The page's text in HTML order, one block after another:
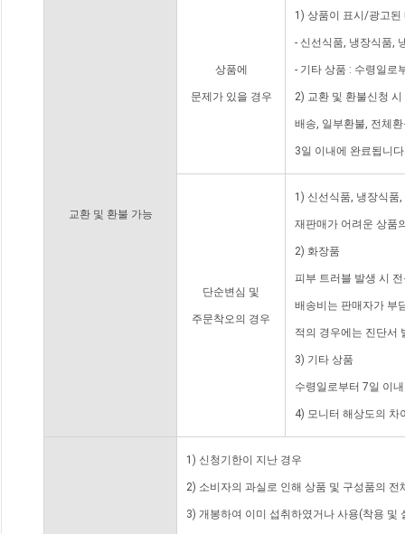
교환 및 환불 가능
상품에
문제가 있을 경우
1) 상품이 표시/광고된
- 신선식품, 냉장식품,
- 기타 상품 : 수령일로
2) 교환 및 환불신청
배송, 일부환불, 전체
3일 이내에 완료됩니
단순변심 및
주문착오의 경우
1) 신선식품, 냉장식품
재판매가 어려운 상품
2) 화장품
피부 트러블 발생 시
배송비는 판매자가 부
적의 경우에는 진단서
3) 기타 상품
수령일로부터 7일 이
4) 모니터 해상도의 차
1) 신청기한이 지난 경우
2) 소비자의 과실로 인해 상품 및 구성품의
3) 개봉하여 이미 섭취하였거나 사용(착용 및